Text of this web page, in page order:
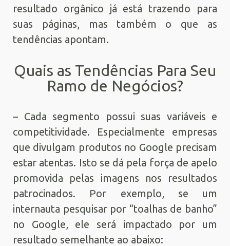
resultado orgânico já está trazendo para
suas páginas, mas também o que as
tendências apontam.
Quais as Tendências Para Seu
Ramo de Negócios?
– Cada segmento possui suas variáveis e
competitividade. Especialmente empresas
que divulgam produtos no Google precisam
estar atentas. Isto se dá pela força de apelo
promovida pelas imagens nos resultados
patrocinados. Por exemplo, se um
internauta pesquisar por “toalhas de banho”
no Google, ele será impactado por um
resultado semelhante ao abaixo: